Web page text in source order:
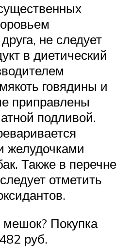
не следует
в диетический
говядины и
приправлены
подливой.
желудочками
Также в перечне
отметить
мешок? Покупка
руб.